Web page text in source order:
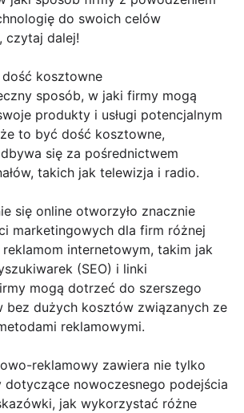
do swoich celów
czytaj dalej!
kosztowne
sposób, w jaki firmy mogą
produkty i usługi potencjalnym
to być dość kosztowne,
się za pośrednictwem
takich jak telewizja i radio.
się online otworzyło znacznie
marketingowych dla firm różnej
internetowym, takim jak
(SEO) i linki
mogą dotrzeć do szerszego
bez dużych kosztów związanych ze
reklamowymi.
reklamowy zawiera nie tylko
dotyczące nowoczesnego podejścia
jak wykorzystać różne